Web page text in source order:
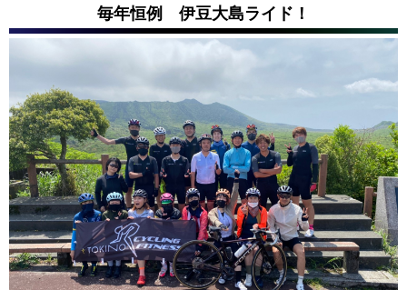
毎年恒例 伊豆大島ライド！